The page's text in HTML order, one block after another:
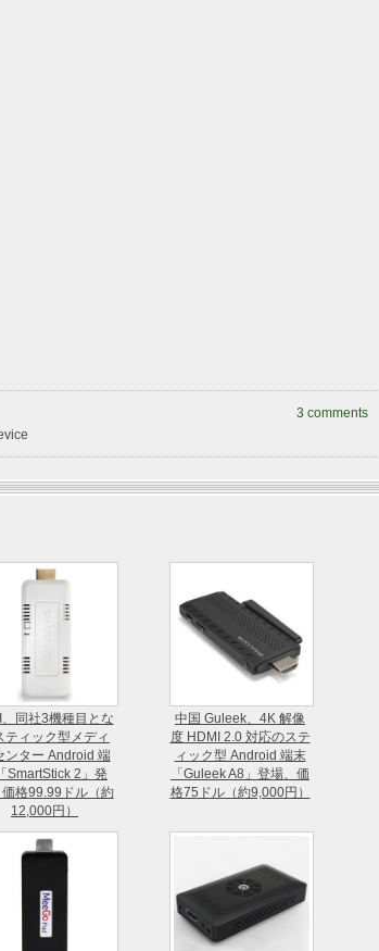
3 comments
、同社3機種目とな
ティック型メディ
ンター Android 端
SmartStick 2」発
格99.99ドル（約
12,000円）
中国 Guleek、4K 解像
度 HDMI 2.0 対応のステ
ィック型 Android 端末
「Guleek A8」登場、価
格75ドル（約9,000円）